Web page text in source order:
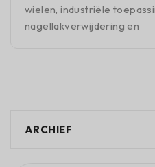
wielen, industriële
nagellakverwijdering en
ARCHIEF